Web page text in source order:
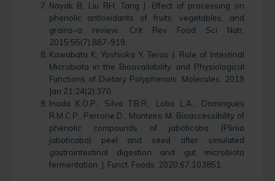
Nayak B, Liu RH, Tang J. Effect of processing on
phenolic antioxidants of fruits, vegetables, and
grains–a review. Crit Rev Food Sci Nutr.
2015;55(7):887-919.
Kawabata K, Yoshioka Y, Terao J. Role of Intestinal
Microbiota in the Bioavailability and Physiological
Functions of Dietary Polyphenols. Molecules. 2019
Jan 21;24(2):370.
Inada K.O.P., Silva T.B.R., Lobo L.A., Domingues
R.M.C.P., Perrone D., Monteiro M. Bioaccessibility of
phenolic compounds of jaboticaba (Plinia
jaboticaba) peel and seed after simulated
gastrointestinal digestion and gut microbiota
fermentation. J. Funct. Foods. 2020;67:103851.